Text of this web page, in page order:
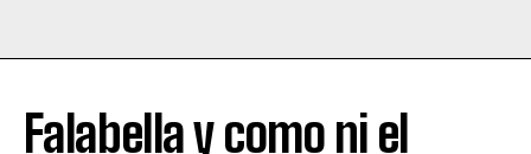
Falabella y como ni el